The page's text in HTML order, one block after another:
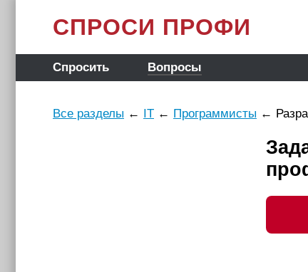
СПРОСИ ПРОФИ
Спросить Вопросы
Все разделы ← IT ← Программисты ←